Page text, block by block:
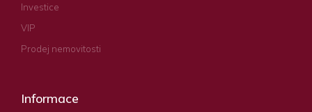
Investice
VIP
Prodej nemovitosti
Informace